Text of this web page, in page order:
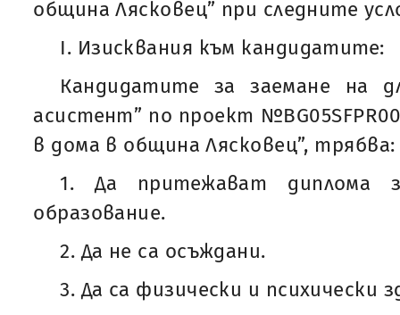
община Лясковец” при следните
I. Изисквания към кандидатите:
Кандидатите за заемане на
асистент” по проект
в дома в община Лясковец”, трябва:
1. Да притежават диплома
образование.
2. Да не са осъждани.
3. Да са физически и психически